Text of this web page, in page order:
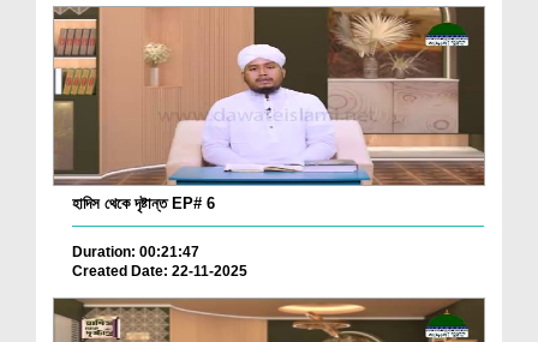
হাদিস থেকে দৃষ্টান্ত EP# 6
Duration: 00:21:47
Created Date: 22-11-2025